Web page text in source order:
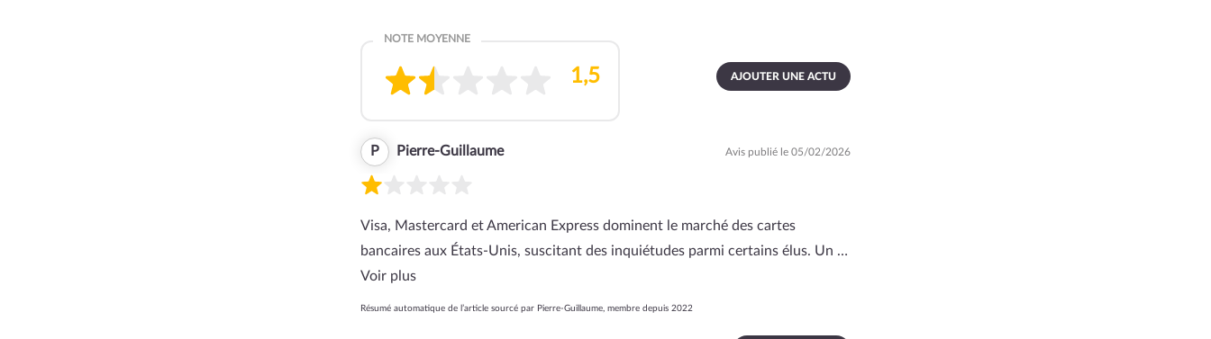
AJOUTER UNE ACTU
P Pierre-Guillaume Avis publié le 05/02/2026
Visa, Mastercard et American Express dominent le marché des cartes
bancaires aux États-Unis, suscitant des inquiétudes parmi certains élus. Un …
Voir plus
Résumé automatique de l’article sourcé par Pierre-Guillaume, membre depuis 2022